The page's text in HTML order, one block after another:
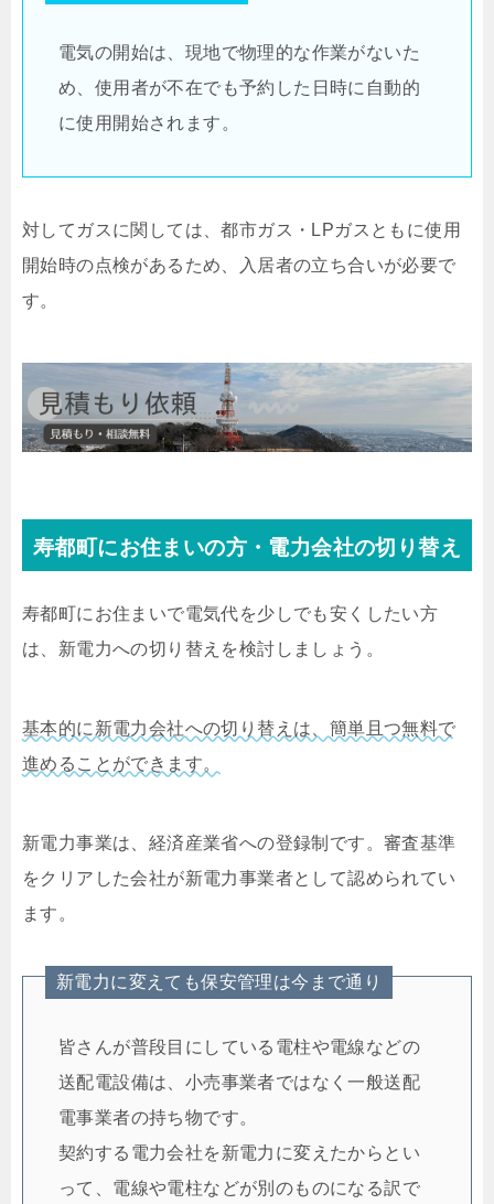
電気の開始は、現地で物理的な作業がないた
め、使用者が不在でも予約した日時に自動的
に使用開始されます。
対してガスに関しては、都市ガス・LPガスともに使用
開始時の点検があるため、入居者の立ち合いが必要で
す。
寿都町にお住まいの方・電力会社の切り替え
寿都町にお住まいで電気代を少しでも安くしたい方
は、新電力への切り替えを検討しましょう。
基本的に新電力会社への切り替えは、簡単且つ無料で
進めることができます。
新電力事業は、経済産業省への登録制です。審査基準
をクリアした会社が新電力事業者として認められてい
ます。
新電力に変えても保安管理は今まで通り
皆さんが普段目にしている電柱や電線などの
送配電設備は、小売事業者ではなく一般送配
電事業者の持ち物です。
契約する電力会社を新電力に変えたからとい
って、電線や電柱などが別のものになる訳で